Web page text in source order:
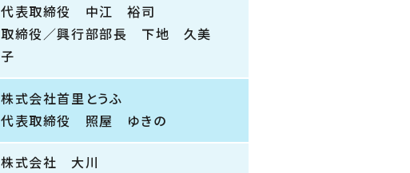
代表取締役 中江 裕司
取締役／興行部部長 下地 久美
子
株式会社首里とうふ
代表取締役 照屋 ゆきの
株式会社 大川